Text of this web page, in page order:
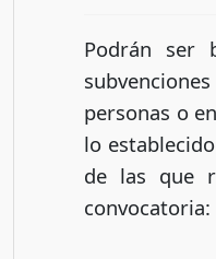
Podrán ser
personas o
lo
de las que
convocatoria: